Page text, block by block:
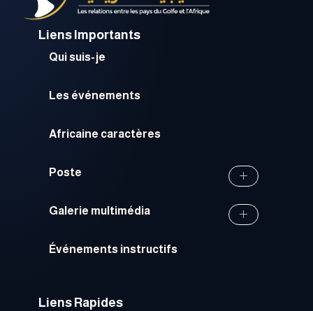
Liens Importants
Qui suis-je
Les événements
Africaine caractères
Poste
Galerie multimédia
Événements instructifs
Liens Rapides